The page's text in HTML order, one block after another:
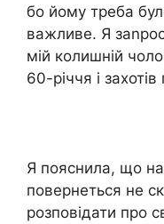
бо йому треба
важливе. Я
мій колишній
60-річчя і
Я пояснила, що
повернеться не
розповідати про